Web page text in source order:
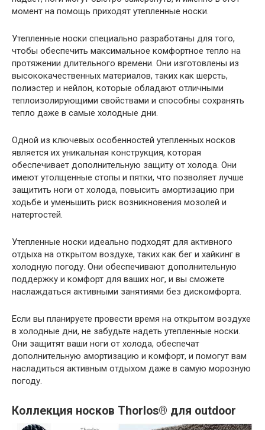
момент на помощь приходят утепленные носки.
Утепленные носки специально разработаны для того,
чтобы обеспечить максимальное комфортное тепло на
протяжении длительного времени. Они изготовлены из
высококачественных материалов, таких как шерсть,
полиэстер и нейлон, которые обладают отличными
теплоизолирующими свойствами и способны сохранять
тепло даже в самые холодные дни.
Одной из ключевых особенностей утепленных носков
является их уникальная конструкция, которая
обеспечивает дополнительную защиту от холода. Они
имеют утолщенные стопы и пятки, что позволяет лучше
защитить ноги от холода, повысить амортизацию при
ходьбе и уменьшить риск возникновения мозолей и
натертостей.
Утепленные носки идеально подходят для активного
отдыха на открытом воздухе, таких как бег и хайкинг в
холодную погоду. Они обеспечивают дополнительную
поддержку и комфорт для ваших ног, и вы сможете
наслаждаться активными занятиями без дискомфорта.
Если вы планируете провести время на открытом воздухе
в холодные дни, не забудьте надеть утепленные носки.
Они защитят ваши ноги от холода, обеспечат
дополнительную амортизацию и комфорт, и помогут вам
насладиться активным отдыхом даже в самую морозную
погоду.
Коллекция носков Thorlos® для outdoor